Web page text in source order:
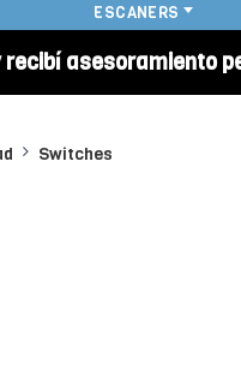
ESCANERS
recibí asesoramiento
Switches